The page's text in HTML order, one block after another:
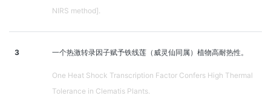
NIRS method].
3 一个热激转录因子赋予铁线莲（威灵仙同属）植物高耐热性。
One Heat Shock Transcription Factor Confers High Thermal
Tolerance in Clematis Plants.